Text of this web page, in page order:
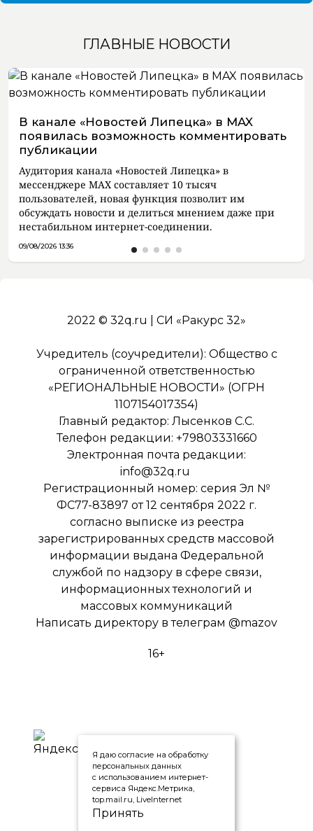
ГЛАВНЫЕ НОВОСТИ
В канале «Новостей Липецка» в MAX
появилась возможность комментировать
публикации
Аудитория канала «Новостей Липецка» в
мессенджере MAX составляет 10 тысяч
пользователей, новая функция позволит им
обсуждать новости и делиться мнением даже при
нестабильном интернет-соединении.
09/08/2026 13:36
2022 © 32q.ru | СИ «Ракурс 32»
Учредитель (соучредители): Общество с
ограниченной ответственностью
«РЕГИОНАЛЬНЫЕ НОВОСТИ» (ОГРН
1107154017354)
Главный редактор: Лысенков С.С.
Телефон редакции: +79803331660
Электронная почта редакции:
info@32q.ru
Регистрационный номер: серия Эл №
ФС77-83897 от 12 сентября 2022 г.
согласно выписке из реестра
зарегистрированных средств массовой
информации выдана Федеральной
службой по надзору в сфере связи,
информационных технологий и
массовых коммуникаций
Написать директору в телеграм @mazov
16+
Я даю согласие на обработку
персональных данных
с использованием интернет-
сервиса Яндекс.Метрика,
top.mail.ru, LiveInternet
Принять